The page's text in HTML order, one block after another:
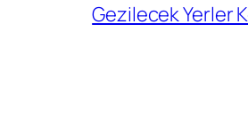
Gezilecek Yerler